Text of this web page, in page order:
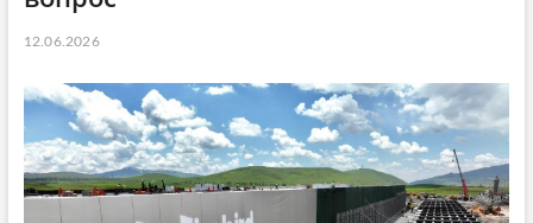
12.06.2026